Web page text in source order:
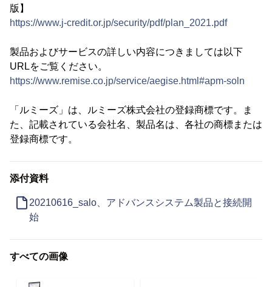
版】
https://www.j-credit.or.jp/security/pdf/plan_2021.pdf
製品およびサービスの詳しい内容につきましては以下
URLをご覧ください。
https://www.remise.co.jp/service/aegise.html#apm-soln
「ルミーズ」は、ルミーズ株式会社の登録商標です。ま
た、記載されている会社名、製品名は、各社の商標または
登録商標です。
添付資料
20210616_salo、アドバンスシステム製品と接続開
始
すべての画像